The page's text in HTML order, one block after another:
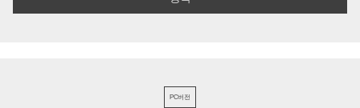
PC버전